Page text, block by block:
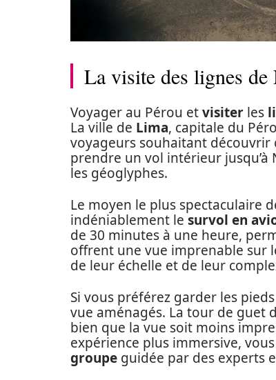
La visite des lignes de
Voyager au Pérou etvisiter les
La ville de Lima, capitale du
voyageurs souhaitant découvrir
prendre un vol intérieur jusqu’à
les géoglyphes.
Le moyen le plus spectaculaire
indéniablement le survol en
de 30 minutes à une heure,
offrent une vue imprenable sur
de leur échelle et de leur
Si vous préférez garder les
vue aménagés. La tour de guet
bien que la vue soit moins
expérience plus immersive,
groupe guidée par des experts